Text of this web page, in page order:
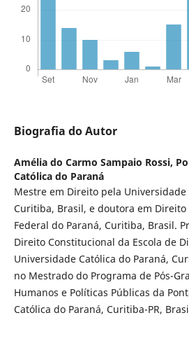
Biografia do Autor
Amélia do Carmo Sampaio Rossi,
Católica do Paraná
Mestre em Direito pela Universidade
Curitiba, Brasil, e doutora em
Federal do Paraná, Curitiba, Brasil.
Direito Constitucional da Escola de
Universidade Católica do Paraná,
no Mestrado do Programa de Pós-
Humanos e Políticas Públicas da
Católica do Paraná, Curitiba-PR,